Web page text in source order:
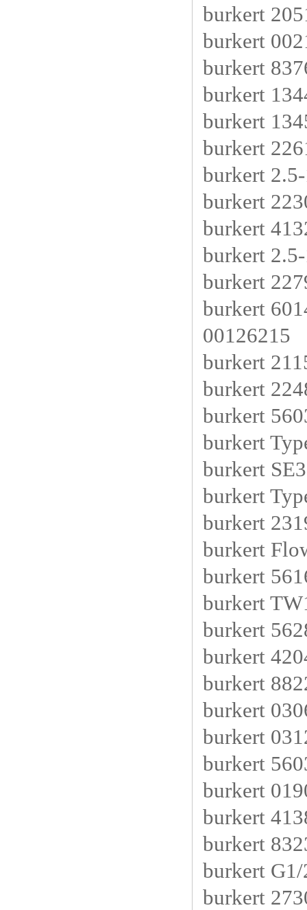
burkert
burkert
burkert
burkert
burkert
burkert
burkert
burkert
burkert
burkert
burkert
burkert
00126215
burkert
burkert
burkert
burkert
burkert
burkert
burkert
burkert
burkert
burkert
burkert
burkert
burkert
burkert
burkert
burkert
burkert
burkert
burkert
burkert
burkert